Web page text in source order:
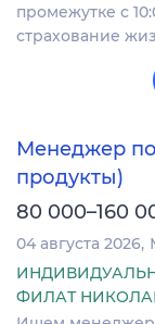
промежутке с
страхование
Менеджер
продукты)
80 000–160
04 августа 2026
ФИЛАТ